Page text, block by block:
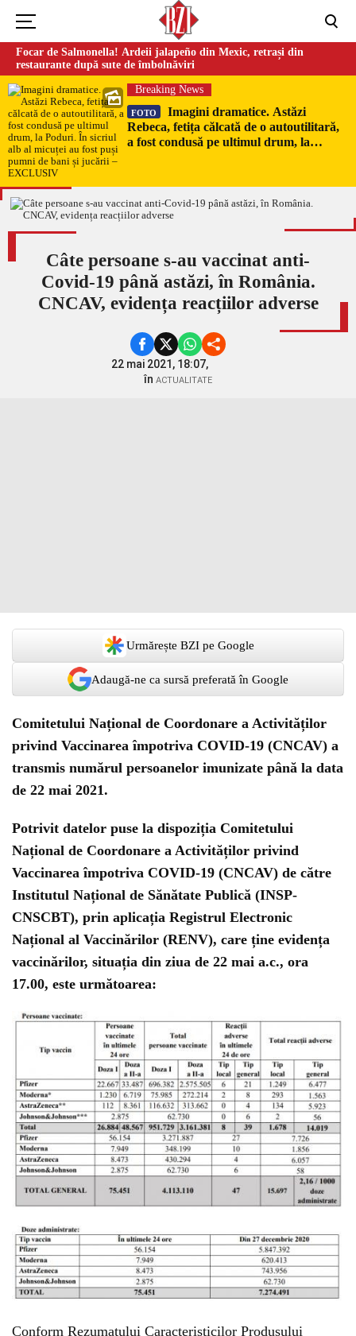
Focar de Salmonella! Ardeii jalapeño din Mexic, retrași din
restaurante după sute de îmbolnăviri
Breaking News
FOTO
Imagini dramatice. Astăzi
Rebeca, fetița călcată de o autoutilitară,
a fost condusă pe ultimul drum, la
EXCLUSIV
Câte persoane s-au vaccinat anti-
Covid-19 până astăzi, în România.
CNCAV, evidența reacțiilor adverse
22 mai 2021, 18:07,
în ACTUALITATE
Urmărește BZI pe Google
Adaugă-ne ca sursă preferată în Google
Comitetului Național de Coordonare a Activităților
privind Vaccinarea împotriva COVID-19 (CNCAV) a
transmis numărul persoanelor imunizate până la data
de 22 mai 2021.
Potrivit datelor puse la dispoziția Comitetului
Național de Coordonare a Activităților privind
Vaccinarea împotriva COVID-19 (CNCAV) de către
Institutul Național de Sănătate Publică (INSP-
CNSCBT), prin aplicația Registrul Electronic
Național al Vaccinărilor (RENV), care ține evidența
vaccinărilor, situația din ziua de 22 mai a.c., ora
17.00, este următoarea:
Conform Rezumatului Caracteristicilor Produsului